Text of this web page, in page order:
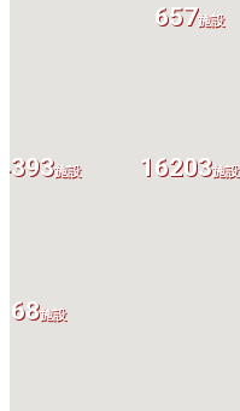
68施設
施設 16203施設
657施設